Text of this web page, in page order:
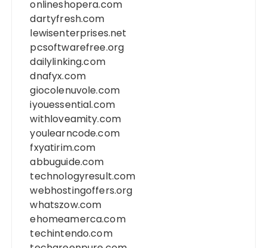
onlineshopera.com
dartyfresh.com
lewisenterprises.net
pcsoftwarefree.org
dailylinking.com
dnafyx.com
giocolenuvole.com
iyouessential.com
withloveamity.com
youlearncode.com
fxyatirim.com
abbuguide.com
technologyresult.com
webhostingoffers.org
whatszow.com
ehomeamerca.com
techintendo.com